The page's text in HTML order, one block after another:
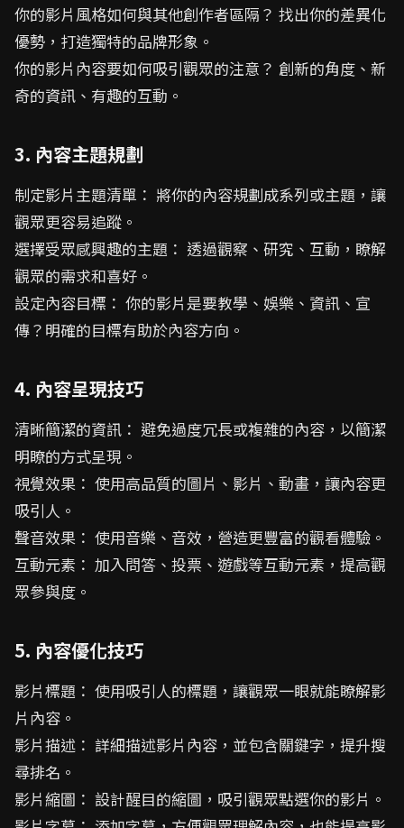
你的影片風格如何與其他創作者區隔？ 找出你的差異化
優勢，打造獨特的品牌形象。
你的影片內容要如何吸引觀眾的注意？ 創新的角度、新
奇的資訊、有趣的互動。
3. 內容主題規劃
制定影片主題清單： 將你的內容規劃成系列或主題，讓
觀眾更容易追蹤。
選擇受眾感興趣的主題： 透過觀察、研究、互動，瞭解
觀眾的需求和喜好。
設定內容目標： 你的影片是要教學、娛樂、資訊、宣
傳？明確的目標有助於內容方向。
4. 內容呈現技巧
清晰簡潔的資訊： 避免過度冗長或複雜的內容，以簡潔
明瞭的方式呈現。
視覺效果： 使用高品質的圖片、影片、動畫，讓內容更
吸引人。
聲音效果： 使用音樂、音效，營造更豐富的觀看體驗。
互動元素： 加入問答、投票、遊戲等互動元素，提高觀
眾參與度。
5. 內容優化技巧
影片標題： 使用吸引人的標題，讓觀眾一眼就能瞭解影
片內容。
影片描述： 詳細描述影片內容，並包含關鍵字，提升搜
尋排名。
影片縮圖： 設計醒目的縮圖，吸引觀眾點選你的影片。